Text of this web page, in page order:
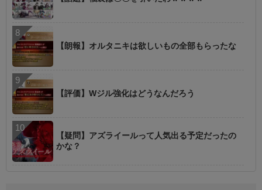
【朗報】オルタニキは欲しいもの全部もらったな
【評価】Wジル強化はどうなんだろう
【疑問】アズライールって人気出る予定だったの
かな？